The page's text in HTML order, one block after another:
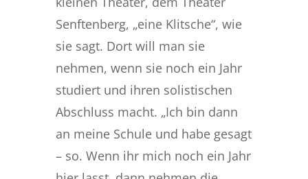
Senftenberg, „eine Klitsche“, wie
sie sagt. Dort will man sie
nehmen, wenn sie noch ein Jahr
studiert und ihren solistischen
Abschluss macht. „Ich bin dann
an meine Schule und habe gesagt
– so. Wenn ihr mich noch ein Jahr